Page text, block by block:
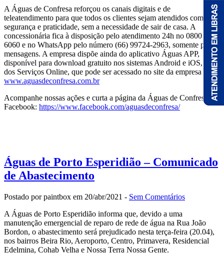
A Águas de Confresa reforçou os canais digitais e de
teleatendimento para que todos os clientes sejam atendidos com
segurança e praticidade, sem a necessidade de sair de casa. A
concessionária fica à disposição pelo atendimento 24h no 0800 647
6060 e no WhatsApp pelo número (66) 99724-2963, somente para
mensagens. A empresa dispõe ainda do aplicativo Águas APP,
disponível para download gratuito nos sistemas Android e iOS, além
dos Serviços Online, que pode ser acessado no site da empresa
www.aguasdeconfresa.com.br
Acompanhe nossas ações e curta a página da Águas de Confresa no
Facebook: https://www.facebook.com/aguasdeconfresa/
Águas de Porto Esperidião – Comunicado
de Abastecimento
Postado por paintbox em 20/abr/2021 - Sem Comentários
A Águas de Porto Esperidião informa que, devido a uma
manutenção emergencial de reparo de rede de água na Rua João
Bordon, o abastecimento será prejudicado nesta terça-feira (20.04),
nos bairros Beira Rio, Aeroporto, Centro, Primavera, Residencial
Edelmina, Cohab Velha e Nossa Terra Nossa Gente.